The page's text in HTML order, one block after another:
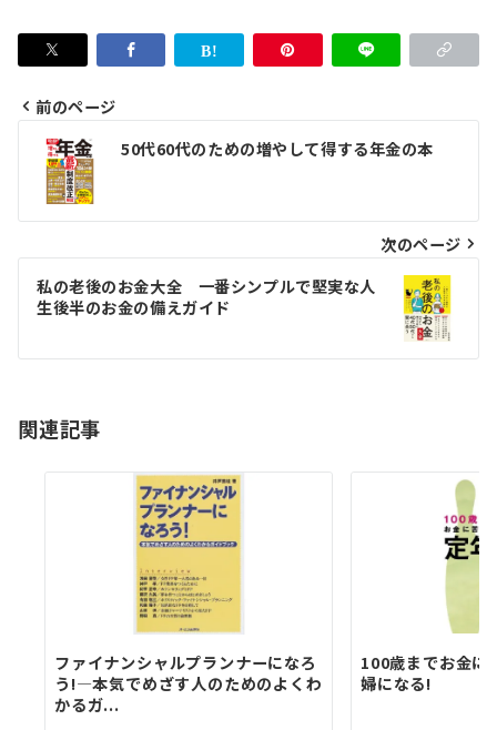
ナ
ビ
ゲ
ー
シ
ン
前のページ
50代60代のための増やして得する年金の本
次のページ
私の老後のお金大全 一番シンプルで堅実な人
生後半のお金の備えガイド
関連記事
ファイナンシャルプランナーになろ
う!―本気でめざす人のためのよくわ
かるガ...
100歳までお金に
婦になる!